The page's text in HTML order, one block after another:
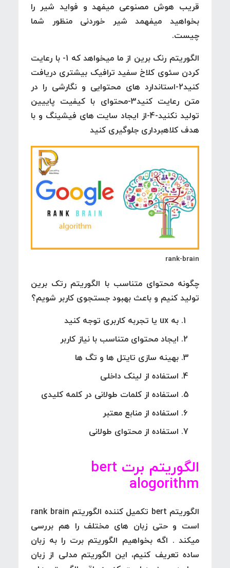
قریب هوش مصنوعی میفهد و فواید شیر را
بخواهید میفهمد شیر خوردنی منظور شما
چیست.
الگوریتم رنک برین از ما میخواهد که 1- با رعایت
کردن سئوی کلاخ سفید ترافیک بیشتری دریافت
کنید2-استاندارد های محتوایی و نگارشی را در
متن رعایت کنید3-محتوای با کیفیت پاییین
تولید نکنید-4-از ایجاد سایت های فیشینگ و با
هدف کلاهبرداری جلوگیری کنید
rank-brain
چگونه محتوای متناسب با الگوریتم رتک برین
تولید کنیم و باعث بهبود جستجوی کاربر شویم؟
به ux یا تجربه کاربری توجه کنید
ایجاد محتوای متناسب با نیاز کاربر
بهینه سازی تایتل ها و تگ ها
استفاده از لینک داخلی
استفاده از کلمات طولانی در کلمه کلیدی
استفاده از منابع معتبر
استفاده از محتوای طولانی
الگوریتم برت bert
alogorithm
الگوریتم bert
تکمیل کننده الگوریتم rank brain
است و حتی زبان های مختلف را هم بررسی
میکند . اگه بخواهیم الگوریتم برت را به زبان
ساده تعریف کنیم، این الگوریتم مدلی از زبان